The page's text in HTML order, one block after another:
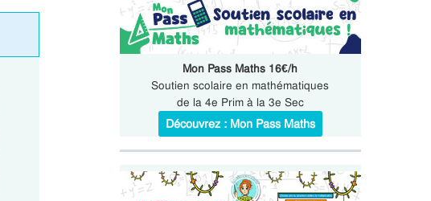
Mon Pass Maths 16€/h
Soutien scolaire en mathématiques
de la 4e Prim à la 3e Sec
Découvrez : Mon Pass Maths